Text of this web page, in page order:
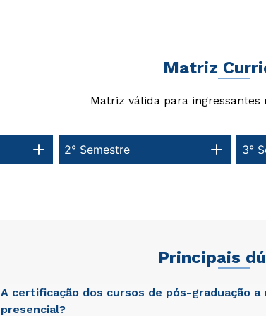
Matriz
Matriz válida para ingressantes
3°
2° Semestre
Principais
A certificação dos cursos de pós-graduação a
presencial?
WhatsApp
WhatsApp